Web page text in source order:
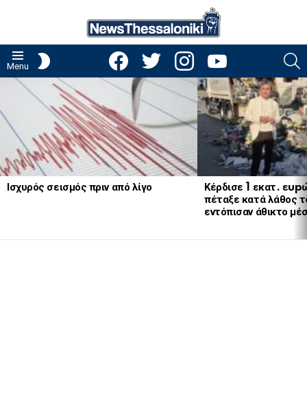
Menu
facebooktwitter instagramyoutube
LATEST
STORIES
Ισχυρός σεισμός πριν από λίγο
Κέρδισε 1 εκατ.
πέταξε κατά λάθος
εντόπισαν άθικτο